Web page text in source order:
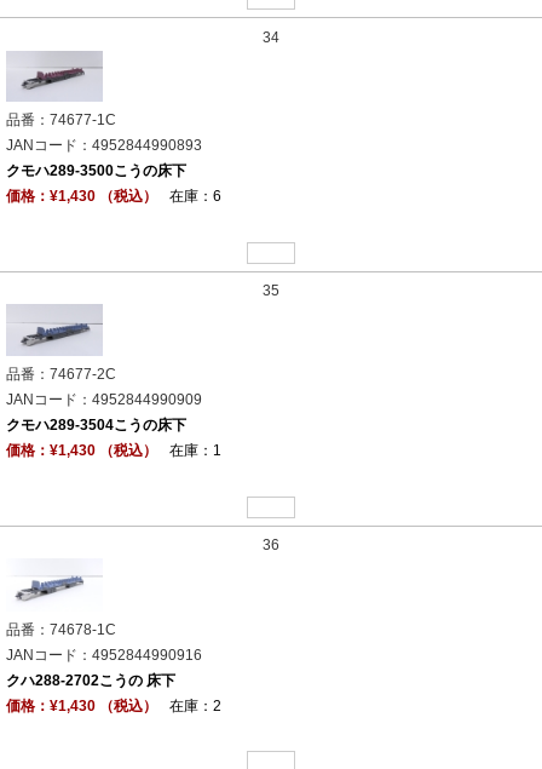
34
品番：74677-1C
JANコード：4952844990893
クモハ289-3500こうの床下
価格：¥1,430 （税込）
在庫：6
35
品番：74677-2C
JANコード：4952844990909
クモハ289-3504こうの床下
価格：¥1,430 （税込）
在庫：1
36
品番：74678-1C
JANコード：4952844990916
クハ288-2702こうの 床下
価格：¥1,430 （税込）
在庫：2